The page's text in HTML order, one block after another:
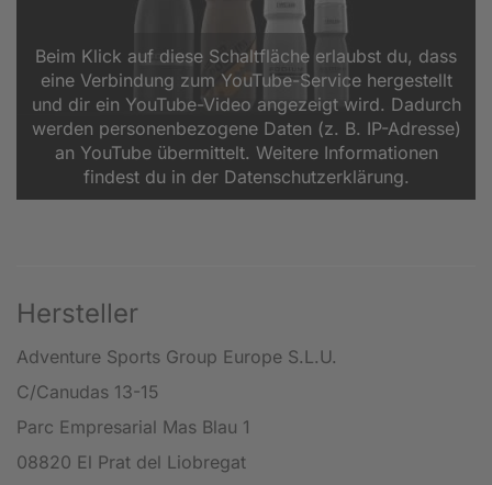
Beim Klick auf diese Schaltfläche erlaubst du, dass
eine Verbindung zum YouTube-Service hergestellt
und dir ein YouTube-Video angezeigt wird. Dadurch
werden personenbezogene Daten (z. B. IP-Adresse)
an YouTube übermittelt. Weitere Informationen
findest du in der Datenschutzerklärung.
Hersteller
Adventure Sports Group Europe S.L.U.
C/Canudas 13-15
Parc Empresarial Mas Blau 1
08820 El Prat del Liobregat